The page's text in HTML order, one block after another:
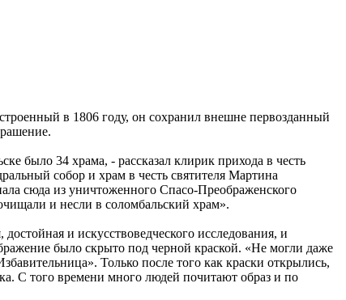
в 1806 году, он сохранил внешне первозданный
было 34 храма, - рассказал клирик прихода в честь
собор и храм в честь святителя Мартина
сюда из уничтоженного Спасо-Преображенского
и несли в соломбальский храм».
и искусствоведческого исследования, и
было скрыто под черной краской. «Не могли даже
Только после того как краски открылись,
С того времени много людей почитают образ и по